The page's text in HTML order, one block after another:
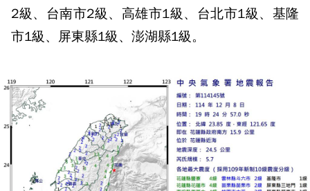
2級、台南市2級、高雄市1級、台北市1級、基隆
市1級、屏東縣1級、澎湖縣1級。